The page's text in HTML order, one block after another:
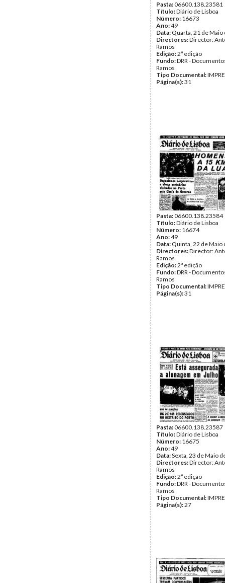
Pasta:06600.138.23581
Título:Diário de Lisboa
Número: 16673
Ano:49
Data: Quarta, 21 de Maio
Directores:Director:
Ramos
Edição:2ª edição
Fundo:DRR -
Ramos
Tipo Documental:
Página(s):31
Pasta:06600.138.23584
Título:Diário de Lisboa
Número: 16674
Ano:49
Data: Quinta, 22 de Maio
Directores:Director:
Ramos
Edição:2ª edição
Fundo:DRR -
Ramos
Tipo Documental:
Página(s):31
Pasta:06600.138.23587
Título:Diário de Lisboa
Número: 16675
Ano:49
Data:Sexta, 23 de Maio
Directores:Director:
Ramos
Edição:2ª edição
Fundo:DRR -
Ramos
Tipo Documental:
Página(s):27